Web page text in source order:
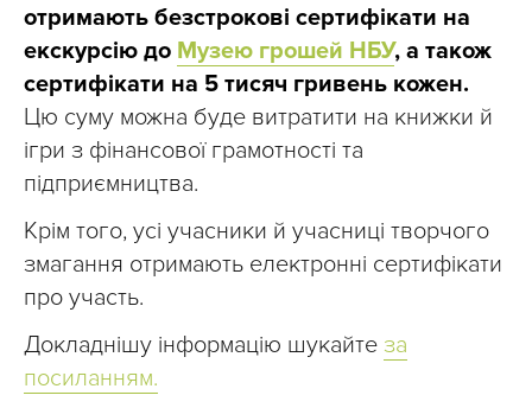
отримають безстрокові сертифікати на
екскурсію до Музею грошей НБУ, а також
сертифікати на 5 тисяч гривень кожен.
Цю суму можна буде витратити на книжки й
ігри з фінансової грамотності та
підприємництва.
Крім того, усі учасники й учасниці творчого
змагання отримають електронні сертифікати
про участь.
Докладнішу інформацію шукайте за
посиланням.